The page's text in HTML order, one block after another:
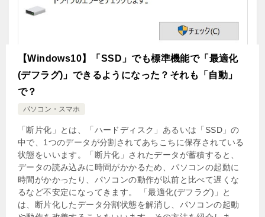
【Windows10】「SSD」でも標準機能で「最適化
(デフラグ)」できるようになった？それも「自動」
で？
パソコン・スマホ
「断片化」とは、「ハードディスク」あるいは「SSD」の
中で、1つのデータが分割されてあちこちに保存されている
状態をいいます。「断片化」されたデータが蓄積すると、
データの読み込みに時間がかかるため、パソコンの起動に
時間がかかったり、パソコンの動作が以前と比べて遅くな
るなど不安定になってきます。 「最適化(デフラグ)」と
は、断片化したデータ分割状態を解消し、パソコンの起動